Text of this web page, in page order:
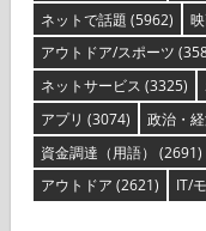
ネットで話題 (5962)
アウトドア/スポーツ
ネットサービス (3325)
アプリ (3074) 政治・
資金調達（用語） (2691)
アウトドア (2621) IT/